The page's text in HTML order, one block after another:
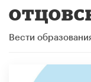
Вести